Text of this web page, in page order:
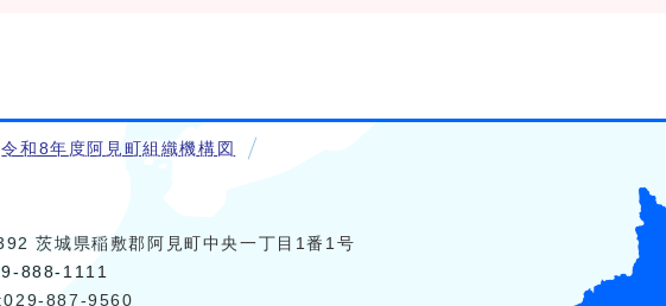
令和8年度阿見町組織機構図
茨城県稲敷郡阿見町中央一丁目1番1号
888-1111
887-9560